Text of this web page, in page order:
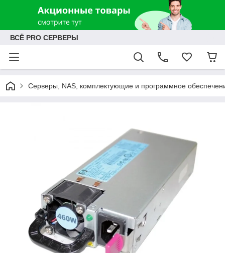
ВСЁ PRO СЕРВЕРЫ
Серверы, NAS, комплектующие и программное